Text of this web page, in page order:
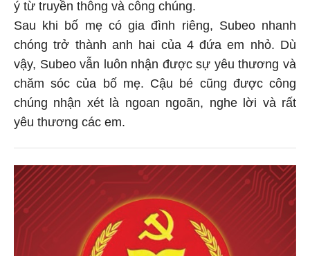
ý từ truyền thông và công chúng.
Sau khi bố mẹ có gia đình riêng, Subeo nhanh
chóng trở thành anh hai của 4 đứa em nhỏ. Dù
vậy, Subeo vẫn luôn nhận được sự yêu thương và
chăm sóc của bố mẹ. Cậu bé cũng được công
chúng nhận xét là ngoan ngoãn, nghe lời và rất
yêu thương các em.